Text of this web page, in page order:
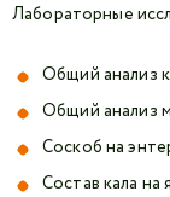
Лабораторные
Общий анализ
Общий анализ
Соскоб на
Состав кала на